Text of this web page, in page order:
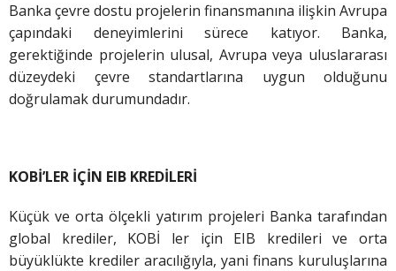
Banka çevre dostu projelerin finansmanına ilişkin Avrupa
çapındaki deneyimlerini sürece katıyor. Banka,
gerektiğinde projelerin ulusal, Avrupa veya uluslararası
düzeydeki çevre standartlarına uygun olduğunu
doğrulamak durumundadır.
KOBİ’LER İÇİN EIB KREDİLERİ
Küçük ve orta ölçekli yatırım projeleri Banka tarafından
global krediler, KOBİ ler için EIB kredileri ve orta
büyüklükte krediler aracılığıyla, yani finans kuruluşlarına